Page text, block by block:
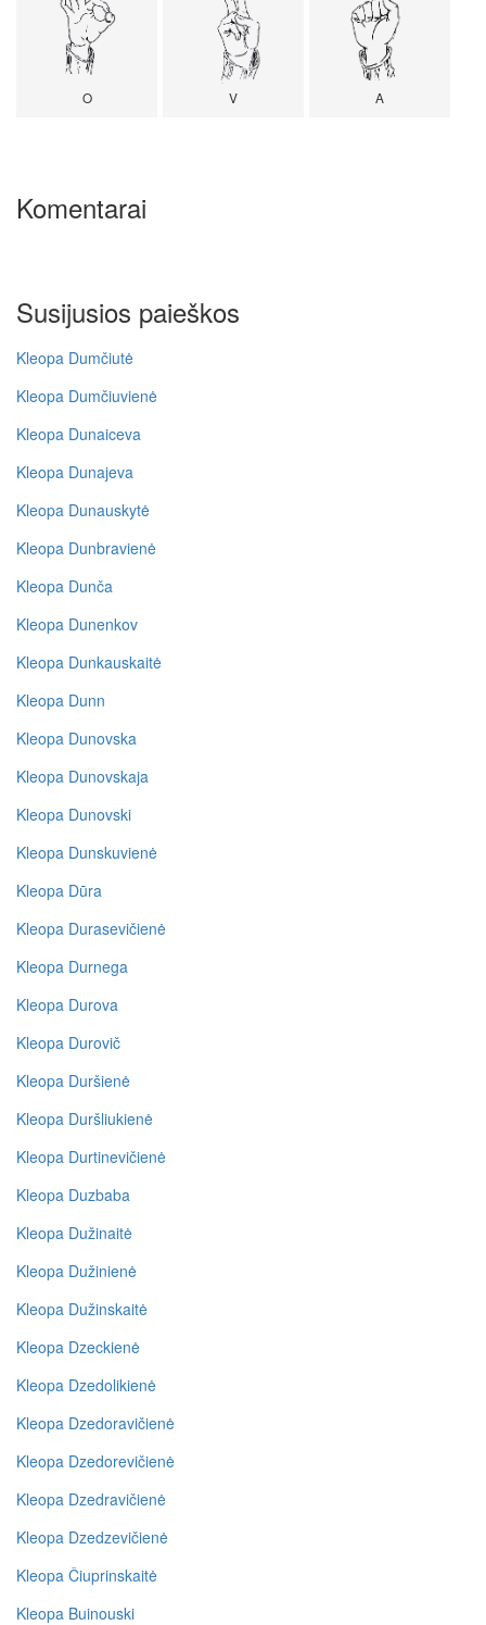
O V A
Komentarai
Susijusios paieškos
Kleopa Dumčiutė
Kleopa Dumčiuvienė
Kleopa Dunaiceva
Kleopa Dunajeva
Kleopa Dunauskytė
Kleopa Dunbravienė
Kleopa Dunča
Kleopa Dunenkov
Kleopa Dunkauskaitė
Kleopa Dunn
Kleopa Dunovska
Kleopa Dunovskaja
Kleopa Dunovski
Kleopa Dunskuvienė
Kleopa Dūra
Kleopa Durasevičienė
Kleopa Durnega
Kleopa Durova
Kleopa Durovič
Kleopa Duršienė
Kleopa Duršliukienė
Kleopa Durtinevičienė
Kleopa Duzbaba
Kleopa Dužinaitė
Kleopa Dužinienė
Kleopa Dužinskaitė
Kleopa Dzeckienė
Kleopa Dzedolikienė
Kleopa Dzedoravičienė
Kleopa Dzedorevičienė
Kleopa Dzedravičienė
Kleopa Dzedzevičienė
Kleopa Čiuprinskaitė
Kleopa Buinouski